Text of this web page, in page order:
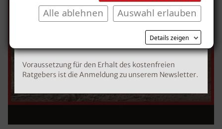
Auswahl erlauben
Alle ablehnen
Details zeigen
Kostenlosen Ratgeber anfordern
Voraussetzung für den Erhalt des kostenfreien
Ratgebers ist die Anmeldung zu unserem Newsletter.